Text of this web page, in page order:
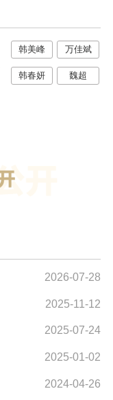
韩美峰 万佳斌
韩春妍 魏超
2026-07-28
2025-11-12
2025-07-24
2025-01-02
2024-04-26